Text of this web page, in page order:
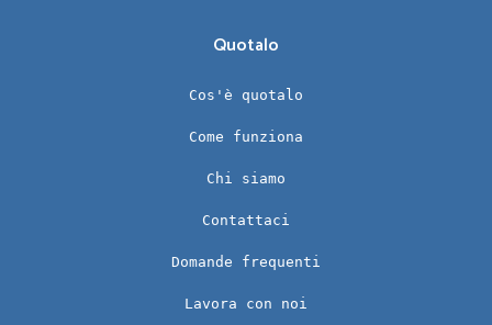
Quotalo
Cos'è quotalo
Come funziona
Chi siamo
Contattaci
Domande frequenti
Lavora con noi